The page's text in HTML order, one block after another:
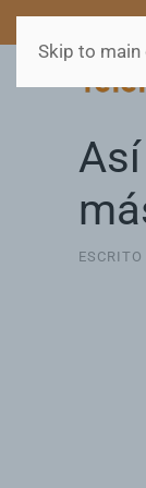
Skip to main